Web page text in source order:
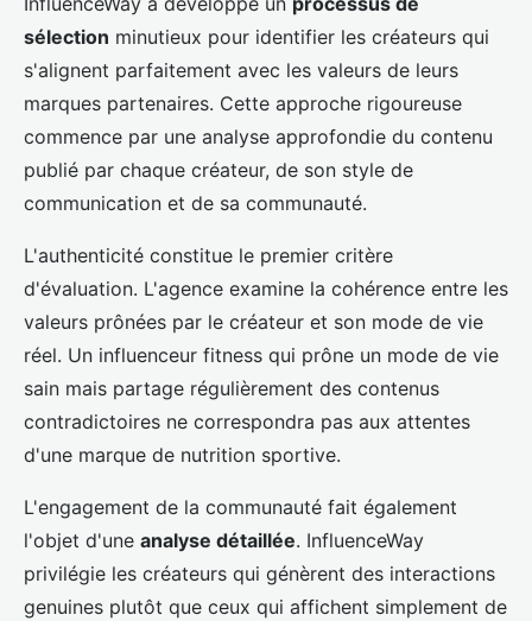
sélection minutieux pour identifier les créateurs qui
s'alignent parfaitement avec les valeurs de leurs
marques partenaires. Cette approche rigoureuse
commence par une analyse approfondie du contenu
publié par chaque créateur, de son style de
communication et de sa communauté.
L'authenticité constitue le premier critère
d'évaluation. L'agence examine la cohérence entre les
valeurs prônées par le créateur et son mode de vie
réel. Un influenceur fitness qui prône un mode de vie
sain mais partage régulièrement des contenus
contradictoires ne correspondra pas aux attentes
d'une marque de nutrition sportive.
L'engagement de la communauté fait également
l'objet d'une analyse détaillée. InfluenceWay
privilégie les créateurs qui génèrent des interactions
genuines plutôt que ceux qui affichent simplement de